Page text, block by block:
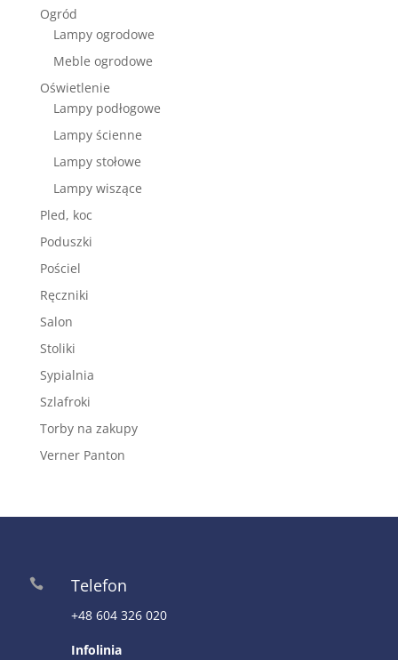
Ogród
Lampy ogrodowe
Meble ogrodowe
Oświetlenie
Lampy podłogowe
Lampy ścienne
Lampy stołowe
Lampy wiszące
Pled, koc
Poduszki
Pościel
Ręczniki
Salon
Stoliki
Sypialnia
Szlafroki
Torby na zakupy
Verner Panton
 Telefon
+48 604 326 020
Infolinia